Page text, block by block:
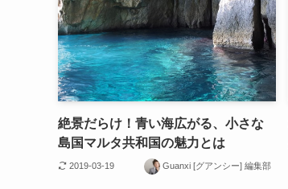
絶景だらけ！青い海広がる、小さな
島国マルタ共和国の魅力とは
2019-03-19 Guanxi [グアンシー] 編集部